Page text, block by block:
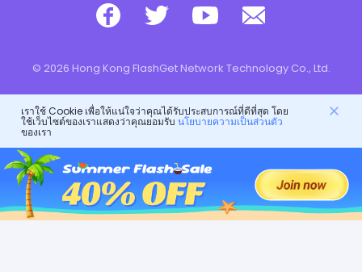
© 2026 Hong Kong FlashGet Network Technology Co., Ltd.
เราใช้ Cookie เพื่อให้แน่ใจว่าคุณได้รับประสบการณ์ที่ดีที่สุด โดย
ใช้เว็บไซต์ของเราแสดงว่าคุณยอมรับ นโยบายความเป็นส่วนตัว
ของเรา